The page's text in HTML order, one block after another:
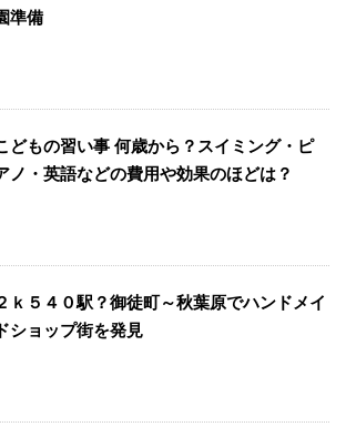
準備
どもの習い事 何歳から？スイミング・ピ
ノ・英語などの費用や効果のほどは？
ｋ５４０駅？御徒町～秋葉原でハンドメイ
ドショップ街を発見